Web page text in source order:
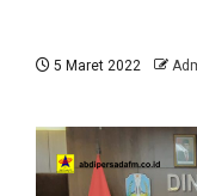
5 Maret 2022